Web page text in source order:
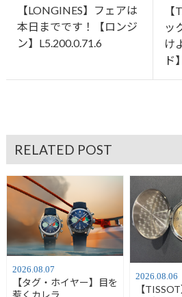
【LONGINES】フェアは
本日までです！【ロンジ
ン】L5.200.0.71.6
ッ
け
ド
RELATED POST
2026.08.07
【タグ・ホイヤー】目を
惹くカレラ
2026.08.06
【